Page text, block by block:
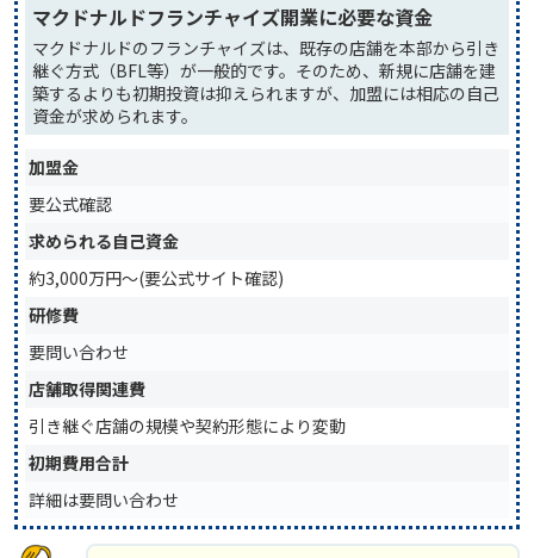
マクドナルドフランチャイズ開業に必要な資金
マクドナルドのフランチャイズは、既存の店舗を本部から引き
継ぐ方式（BFL等）が一般的です。そのため、新規に店舗を建
築するよりも初期投資は抑えられますが、加盟には相応の自己
資金が求められます。
加盟金
要公式確認
求められる自己資金
約3,000万円〜(要公式サイト確認)
研修費
要問い合わせ
店舗取得関連費
引き継ぐ店舗の規模や契約形態により変動
初期費用合計
詳細は要問い合わせ